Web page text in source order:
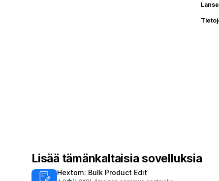
Lisää tämänkaltaisia sovelluksia
Hextom: Bulk Product Edit